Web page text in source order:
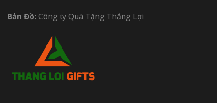
Bản Đồ:Công ty Quà Tặng Thắng Lợi